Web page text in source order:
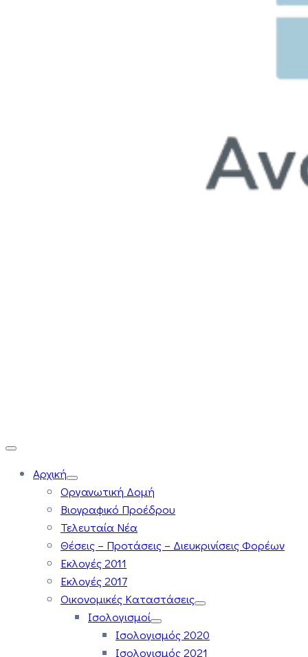
Αρχική
Οργανωτική Δομή
Βιογραφικό Προέδρου
Τελευταία Νέα
Θέσεις – Προτάσεις – Διευκρινίσεις Φορέων
Εκλογές 2011
Εκλογές 2017
Οικονομικές Καταστάσεις
Ισολογισμοί
Ισολογισμός 2020
Ισολογισμός 2021